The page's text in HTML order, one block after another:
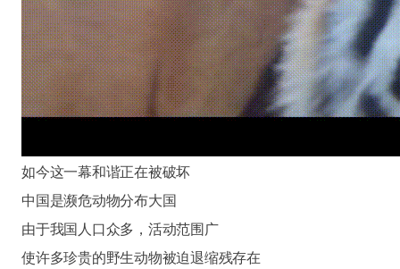
如今这一幕和谐正在被破坏
中国是濒危动物分布大国
由于我国人口众多，活动范围广
使许多珍贵的野生动物被迫退缩残存在